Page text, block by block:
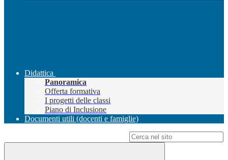
Didattica
Panoramica
Offerta formativa
I progetti delle classi
Piano di Inclusione
Documenti utili (docenti e famiglie)